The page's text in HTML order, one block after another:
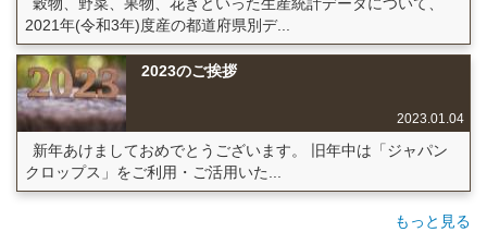
2021年(令和3年)度産の都道府県別デ...
2023のご挨拶
2023.01.04
新年あけましておめでとうございます。 旧年中は「ジャパン
クロップス」をご利用・ご活用いた...
もっと見る